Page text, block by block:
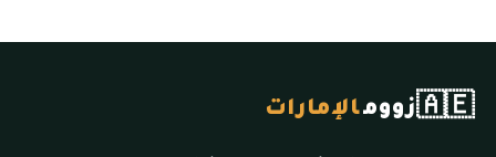
🇦🇪زوومالإمارات